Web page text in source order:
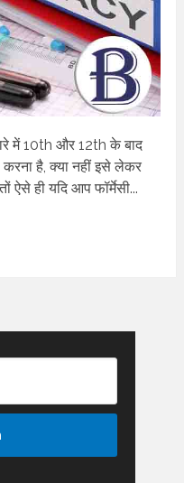
में 10th और 12th के बाद
है, क्या नहीं इसे लेकर
ही यदि आप फॉर्मेसी...